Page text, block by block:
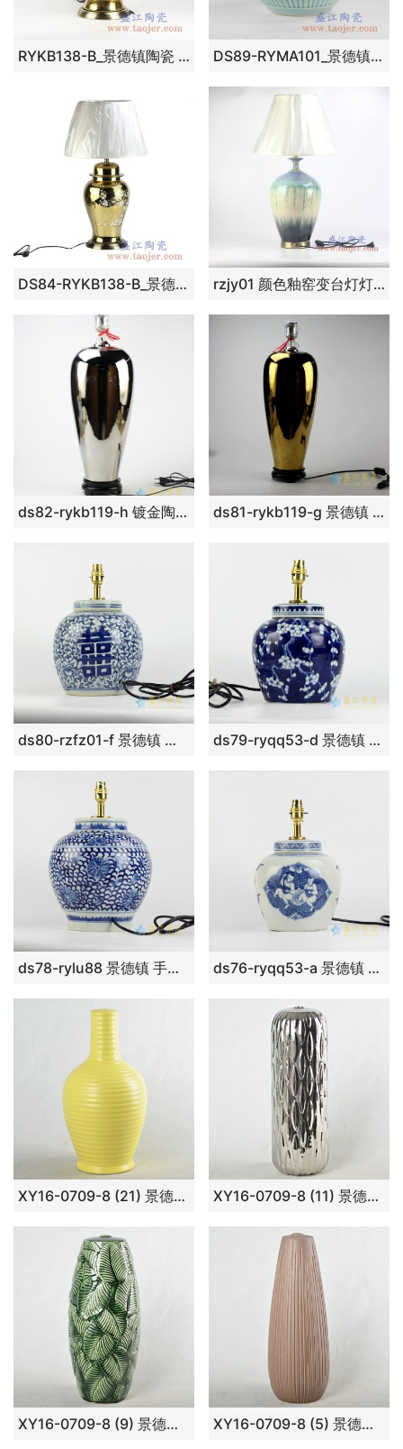
RYKB138-B_景德镇陶瓷 颜色釉 金色将军罐 台灯 DS89-RYMA101_景德镇颜色釉豆青釉青色瓜棱纹雕刻台灯简约设计灯饰现代家居装饰
DS84-RYKB138-B_景德镇陶瓷台灯灯具镀金彩绘梅花现代装饰家居陈设灯饰 rzjy01 颜色釉窑变台灯灯具
ds82-rykb119-h 镀金陶瓷台灯底坐 景德镇 ds81-rykb119-g 景德镇 镀金陶瓷台灯 灯具 艺术摆件品
ds80-rzfz01-f 景德镇 手绘青花缠枝喜字坛 台灯 陶瓷灯具 ds79-ryqq53-d 景德镇 青花蓝底梅花手绘 蓝地 台灯
ds78-rylu88 景德镇 手绘青花缠枝莲台灯陶瓷灯具 ds76-ryqq53-a 景德镇 青花童子台灯灯具 陶瓷灯日用实用品
XY16-0709-8 (21) 景德镇 颜色釉 淡黄现代简约 陶瓷台灯底座 厂家直销 XY16-0709-8 (11) 景德镇 颜色釉镀银 现代简约 陶瓷台灯底座 厂家直销
XY16-0709-8 (9) 景德镇 颜色釉树叶形 现代简约 陶瓷台灯底座 厂家直销 XY16-0709-8 (5) 景德镇 颜色釉 雕刻 现代简约 陶瓷台灯底座 厂家直销